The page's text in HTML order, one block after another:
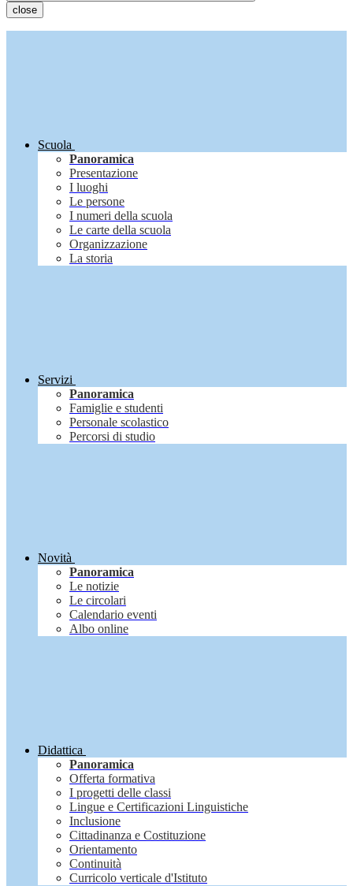
close
Scuola
Panoramica
Presentazione
I luoghi
Le persone
I numeri della scuola
Le carte della scuola
Organizzazione
La storia
Servizi
Panoramica
Famiglie e studenti
Personale scolastico
Percorsi di studio
Novità
Panoramica
Le notizie
Le circolari
Calendario eventi
Albo online
Didattica
Panoramica
Offerta formativa
I progetti delle classi
Lingue e Certificazioni Linguistiche
Inclusione
Cittadinanza e Costituzione
Orientamento
Continuità
Curricolo verticale d'Istituto